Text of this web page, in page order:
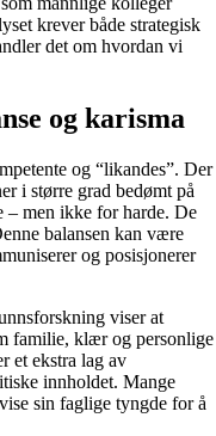
krever både strategisk
det om hvordan vi
og karisma
og “likandes”. Der
i større grad bedømt på
– men ikke for harde. De
balansen kan være
og posisjonerer
viser at
familie, klær og personlige
et ekstra lag av
innholdet. Mange
sin faglige tyngde for å